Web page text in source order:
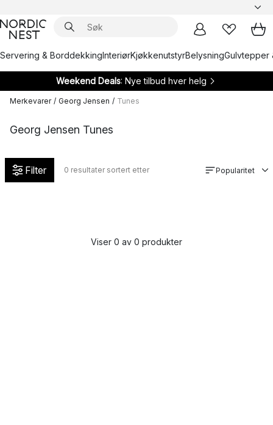
Servering & BorddekkingInteriørKjøkkenutstyrBelysningGulvtepper
Weekend Deals: Nye tilbud hver helg
Merkevarer / Georg Jensen / Tunes
Georg Jensen Tunes
Filter 0 resultater sortert etter Popularitet
Viser 0 av 0 produkter